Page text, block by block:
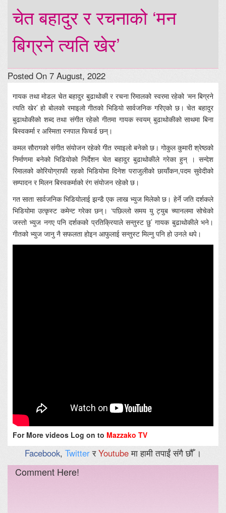
चेत बहादुर र रचनाको ‘मन
बिग्रने त्यति खेर’
Posted On 7 August, 2022
गायक तथा मोडल चेत बहादुर बुढाथोकी र रचना रिमालको स्वरमा रहेको ‘मन बिग्रने
त्यति खेर’ हो बोलको रमाइलो गीतको भिडियो सार्वजनिक गरिएको छ। चेत बहादुर
बुढाथोकीको शब्द तथा संगीत रहेको गीतमा गायक स्वयम् बुढाथोकीको साथमा बिना
बिस्वकर्मा र अस्मिता रनपाल फिचर्ड छन्।
कमल सौरागको संगीत संयोजन रहेको गीत रमाइलो बनेको छ। गोकुल कुमारी श्रेष्ठको
निर्माणमा बनेको भिडियोको निर्देशन चेत बहादुर बुढाथोकीले गरेका हुन् । सन्देश
रिमालको कोरियोग्राफी रहको भिडियोमा दिनेश पराजुलीको छायाँकन,पदम सुवेदीको
सम्पादन र मिलन बिस्वकर्माको रंग संयोजन रहेको छ।
गत साता सार्वजनिक भिडियोलाई झन्डै एक लाख भ्युज मिलेको छ। हेर्ने जति दर्शकले
भिडियोमा उत्कृस्ट कमेन्ट गरेका छन्। ‘पछिल्लो समय यु ट्युब च्यानलमा सोचेको
जस्तो भ्युज नगए पनि दर्शकको प्रतिक्रियाले सन्तुस्ट छु’ गायक बुढाथोकीले भने।
गीतको भ्युज जानु नै सफलता होइन आफुलाई सन्तुस्ट मिल्नु पनि हो उनले थपे।
For More videos Log on to Mazzako TV
Facebook, TwitterरYoutubeमा हामी तपाईं संगै छौँ ।
Comment Here!